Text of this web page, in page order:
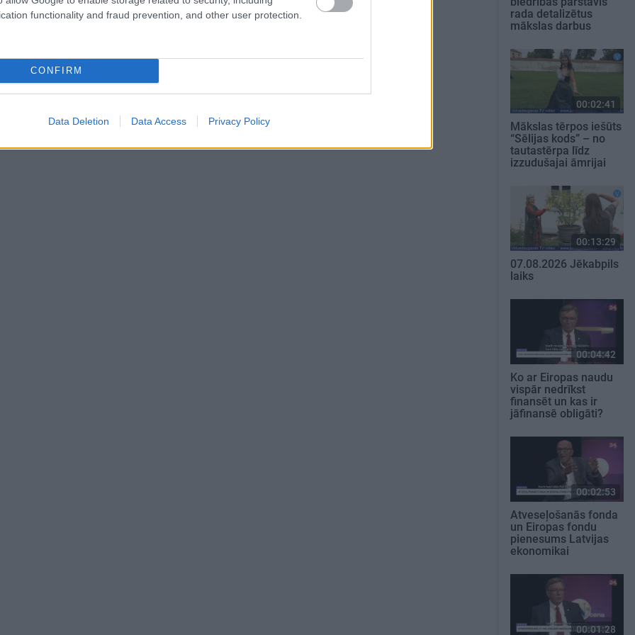
functionality and fraud prevention, and other user protection.
CONFIRM
Data Deletion Data Access Privacy Policy
rada detalizētus
mākslas darbus
00:02:41
Mākslas tērpos iešūts
“Sēlijas kods” – no
tautastērpa līdz
izzudušajai āmrijai
00:13:29
07.08.2026 Jēkabpils
laiks
00:04:42
Ko ar Eiropas naudu
vispār nedrīkst
finansēt un kas ir
jāfinansē obligāti?
00:02:53
Atveseļošanās fonda
un Eiropas fondu
pienesums Latvijas
ekonomikai
00:01:28